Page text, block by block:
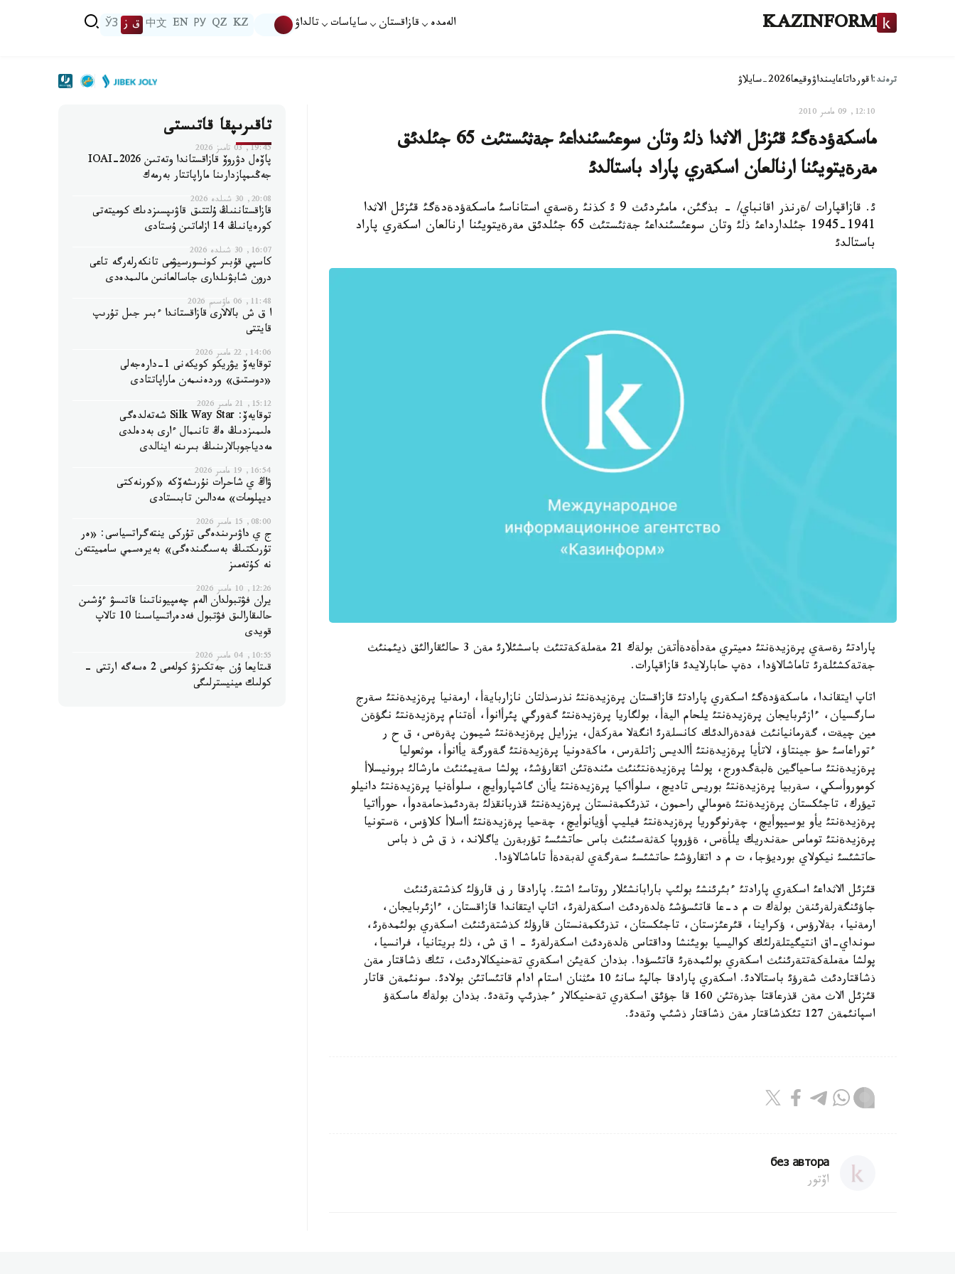
KAZINFORM الەمدە قازاقستان ساياسات تالداۋ KZ
QZ
РУ
EN
中文 ق ز ЎЗ
ترەند:اقورداتاعايىنداۋوقيعا2026-سايلاۋ
12:10, 09 مامىر 2010
ماسكةؤدةگئ قئزئل الاثدا ذلئ وتان سوعئسئنداعئ جةثئستئث 65 جئلدئق
مةرةيتويئنا ارنالعان اسكةري پاراد باستالدئ
ئ. قازاقپارات /ةرنذر اقانباي/ - بذگئن، مامئردئث 9 ئ كذنئ رةسةي استاناسئ ماسكةؤدةدةگئ قئزئل الاثدا
1941-1945 جئلدارداعئ ذلئ وتان سوعئسئنداعئ جةثئستئث 65 جئلدئق مةرةيتويئنا ارنالعان اسكةري پاراد
باستالدئ
پارادتئ رةسةي پرةزيدةنتئ دميتري مةدأةدةأتةن بولةك 21 مةملةكةتتئث باسشئلارئ مةن 3 حالئقارالئق ذيئمنئث
جةتةكشئلةرئ تاماشالاؤدا، دةپ حابارلايدئ قازاقپارات.
اتاپ ايتقاندا، ماسكةؤدةگئ اسكةري پارادتئ قازاقستان پرةزيدةنتئ نذرسذلتان نازاربايةأ، ارمةنيا پرةزيدةنتئ سةرج
سارگسيان، ءازئربايجان پرةزيدةنتئ يلحام اليةأ، بولگاريا پرةزيدةنتئ گةورگي پئرأانوأ، أةتنام پرةزيدةنتئ نگؤةن
مين چيةت، گةرمانيانئث فةدةرالدئك كانسلةرئ انگةلا مةركةل، يزرايل پرةزيدةنتئ شيمون پةرةس، ق ح ر
ءتوراعاسئ حؤ جينتاؤ، لاتأيا پرةزيدةنتئ أالديس زاتلةرس، ماكةدونيا پرةزيدةنتئ گةورگة يأانوأ، موثعوليا
پرةزيدةنتئ ساحياگين ةلبةگدورج، پولشا پرةزيدةنتئنئث مئندةتئن اتقارؤشئ، پولشا سةيمئنئث مارشالئ برونيسلاأ
كوموروأسكي، سةربيا پرةزيدةنتئ بوريس تاديچ، سلوأاكيا پرةزيدةنتئ يأان گاشپاروأيچ، سلوأةنيا پرةزيدةنتئ دانيلو
تيؤرك، تاجئكستان پرةزيدةنتئ ةمومالي راحمون، تذرئكمةنستان پرةزيدةنتئ قذربانقذلئ بةردئمذحامةدوأ، حورأاتيا
پرةزيدةنتئ يأو يوسيپوأيچ، چةرنوگوريا پرةزيدةنتئ فيليپ أؤيانوأيچ، چةحيا پرةزيدةنتئ أاسلاأ كلاؤس، ةستونيا
پرةزيدةنتئ توماس حةندريك يلأةس، ةؤروپا كةثةسئنئث باس حاتشئسئ تؤربةرن ياگلاند، ذ ق ش ذ باس
حاتشئسئ نيكولاي بورديؤجا، ت م د اتقارؤشئ حاتشئسئ سةرگةي لةبةدةأ تاماشالاؤدا.
قئزئل الاثداعئ اسكةري پارادتئ ءبئرئنشئ بولئپ بارابانشئلار روتاسئ اشتئ. پارادقا ر ف قارؤلئ كذشتةرئنئث
جاؤئنگةرلةرئنةن بولةك ت م د-عا قاتئسؤشئ ةلدةردئث اسكةرلةرئ، اتاپ ايتقاندا قازاقستان، ءازئربايجان،
ارمةنيا، بةلارؤس، ؤكراينا، قئرعئزستان، تاجئكستان، تذرئكمةنستان قارؤلئ كذشتةرئنئث اسكةري بولئمدةرئ،
سونداي-اق انتيگيتلةرلئك كواليسيا بويئنشا وداقتاس ةلدةردئث اسكةرلةرئ - ا ق ش، ذلئ بريتانيا، فرانسيا،
پولشا مةملةكةتتةرئنئث اسكةري بولئمدةرئ قاتئسؤدا. بذدان كةيئن اسكةري تةحنيكالاردئث، تئك ذشاقتار مةن
ذشاقتاردئث شةرؤئ باستالادئ. اسكةري پارادقا جالپئ سانئ 10 مئثنان استام ادام قاتئساتئن بولادئ. سونئمةن قاتار
قئزئل الاث مةن قذرعاقتا جذرةتئن 160 قا جؤئق اسكةري تةحنيكالار ءجذرئپ وتةدئ. بذدان بولةك ماسكةؤ
اسپانئمةن 127 تئكذشاقتار مةن ذشاقتار ذشئپ وتةدئ.
без автора
اۆتور
تاقىرىپقا قاتىستى
19:45, 03 تامىز 2026
پاۆەل دۋروۆ قازاقستاندا وتەتىن IOAI-2026
جەڭىمپازدارىنا ماراپاتتار بەرمەك
20:08, 30 شىلدە 2026
قازاقستاننىڭ ۇلتتىق قاۋىپسىزدىك كوميتەتى
كورەيانىڭ 14 ازاماتىن ۇستادى
16:07, 30 شىلدە 2026
كاسپي قۇبىر كونسورسيۋمى تانكەرلەرگە تاعى
درون شابۋىلدارى جاسالعانىن مالىمدەدى
11:48, 06 ماۋسىم 2026
ا ق ش بالالارى قازاقستاندا ءبىر جىل تۇرىپ
قايتتى
14:06, 22 مامىر 2026
توقايەۆ يۋريكو كويكەنى 1-دارەجەلى
«دوستىق» وردەنىمەن ماراپاتتادى
15:12, 21 مامىر 2026
توقايەۆ: Silk Way Star شەتەلدەگى
ەلىمىزدىڭ ەڭ تانىمال ءارى بەدەلدى
مەدياجوبالارىنىڭ بىرىنە اينالدى
16:54, 19 مامىر 2026
ۋاڭ ي شاحرات نۇرىشەۆكە «كورنەكتى
ديپلومات» مەدالىن تابىستادى
08:00, 15 مامىر 2026
ج ي داۋىرىندەگى تۇركى ينتەگراتسياسى: «ەر
تۇرىكتىڭ بەسىگىندەگى» بەيرەسمي سامميتتەن
نە كۇتەمىز
12:26, 10 مامىر 2026
يران فۋتبولدان الەم چەمپيوناتىنا قاتىسۋ ءۇشىن
حالىقارالىق فۋتبول فەدەراتسياسىنا 10 تالاپ
قويدى
10:55, 04 مامىر 2026
قىتايعا ۇن جەتكىزۋ كولەمى 2 ەسەگە ارتتى -
كولىك مينيسترلىگى